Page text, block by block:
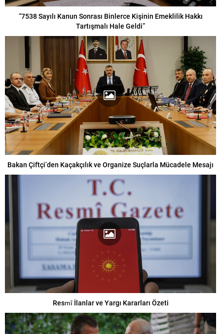
“7538 Sayılı Kanun Sonrası Binlerce Kişinin Emeklilik Hakkı
Tartışmalı Hale Geldi”
Bakan Çiftçi’den Kaçakçılık ve Organize Suçlarla Mücadele Mesajı
Resmî İlanlar ve Yargı Kararları Özeti